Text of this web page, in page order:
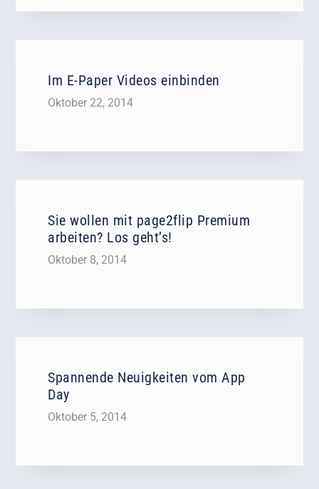
Im E-Paper Videos einbinden
Oktober 22, 2014
Sie wollen mit page2flip Premium
arbeiten? Los geht’s!
Oktober 8, 2014
Spannende Neuigkeiten vom App
Day
Oktober 5, 2014